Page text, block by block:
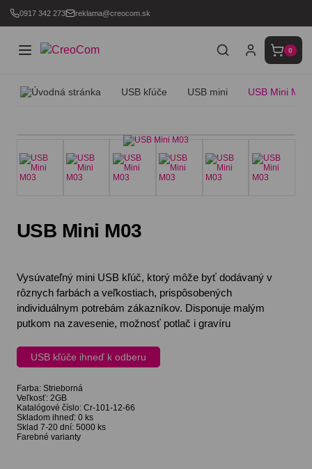
0917 342 273 reklama@creocom.sk
0
USB kľúče USB mini USB Mini M03
USB Mini M03
Vysúvateľný mini USB kľúč, ktorý môže byť dodávaný v
rôznych farbách a veľkostiach, prispôsobených
individuálnym potrebám zákazníkov. Disponuje malým
putkom na zavesenie, možnosť potlač i gravíru
USB kľúče ihneď k odberu
Farba: Strieborná
Veľkosť: 2GB
Katalógové číslo: Cr-101-12-66
Skladom ihneď: 0 ks
Sklad 7-20 dní: 5000 ks
Farebné varianty